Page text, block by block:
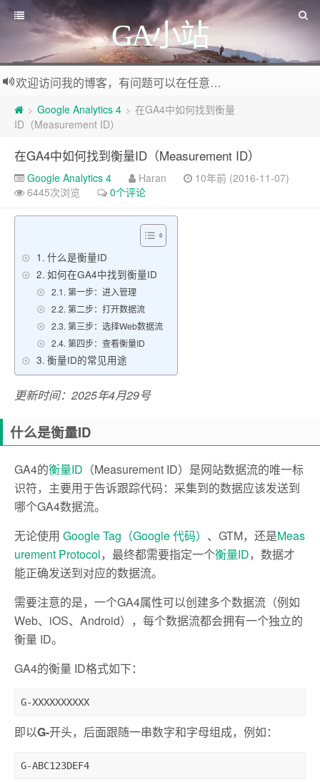
GA小站
欢迎访问我的博客，有问题可以在任意文章底部留言评论
> Google Analytics 4 > 在GA4中如何找到衡量
ID（Measurement ID）
在GA4中如何找到衡量ID（Measurement ID）
Google Analytics 4 Haran
10年前 (2016-11-07)
6445次浏览
0个评论
什么是衡量ID
如何在GA4中找到衡量ID
第一步：进入管理
第二步：打开数据流
第三步：选择Web数据流
第四步：查看衡量ID
衡量ID的常见用途
更新时间：2025年4月29号
什么是衡量ID
GA4的衡量ID （Measurement ID）是网站数据流的唯一标
识符，主要用于告诉跟踪代码：采集到的数据应该发送到
哪个GA4数据流。
无论使用 Google Tag（Google 代码） 、GTM，还是Meas
urement Protocol，最终都需要指定一个衡量ID，数据才
能正确发送到对应的数据流。
需要注意的是，一个GA4属性可以创建多个数据流（例如
Web、iOS、Android），每个数据流都会拥有一个独立的
衡量 ID。
GA4的衡量 ID格式如下：
G-XXXXXXXXXX
即以G-开头，后面跟随一串数字和字母组成，例如：
G-ABC123DEF4